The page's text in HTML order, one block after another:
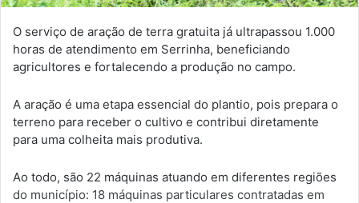
O serviço de aração de terra gratuita já ultrapassou 1.000
horas de atendimento em Serrinha, beneficiando
agricultores e fortalecendo a produção no campo.
A aração é uma etapa essencial do plantio, pois prepara o
terreno para receber o cultivo e contribui diretamente
para uma colheita mais produtiva.
Ao todo, são 22 máquinas atuando em diferentes regiões
do município: 18 máquinas particulares contratadas em